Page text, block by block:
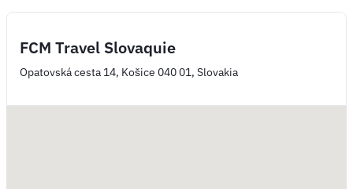
FCM Travel Slovaquie
Opatovská cesta 14, Košice 040 01, Slovakia